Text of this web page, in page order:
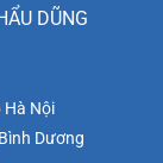
DŨNG
Hà Nội
Dương